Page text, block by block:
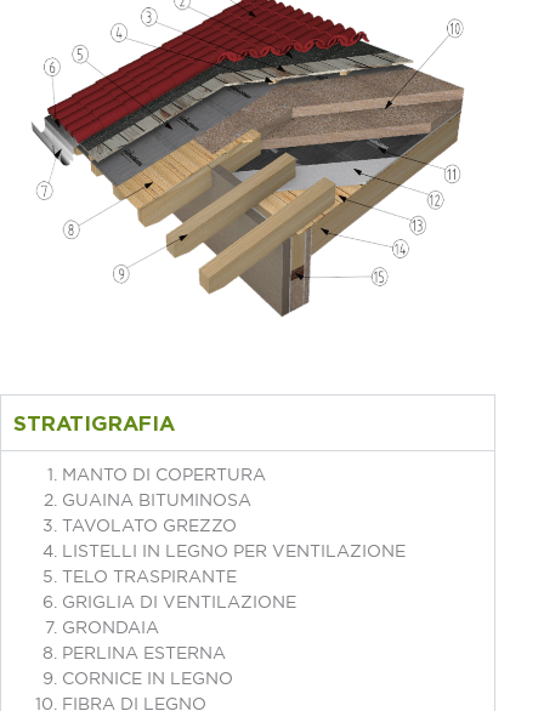
STRATIGRAFIA
MANTO DI COPERTURA
GUAINA BITUMINOSA
TAVOLATO GREZZO
LISTELLI IN LEGNO PER VENTILAZIONE
TELO TRASPIRANTE
GRIGLIA DI VENTILAZIONE
GRONDAIA
PERLINA ESTERNA
CORNICE IN LEGNO
FIBRA DI LEGNO